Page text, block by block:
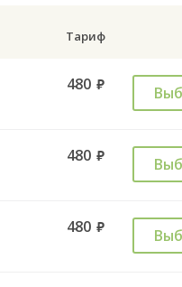
Тариф
480 руб.
480 руб.
480 руб.